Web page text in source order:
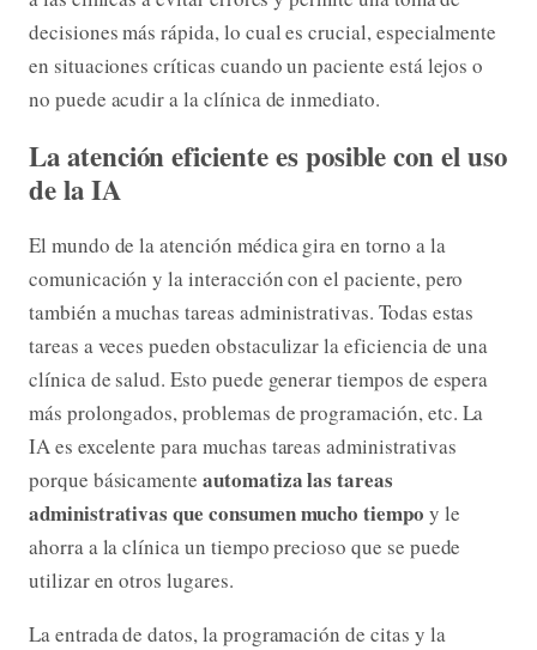
decisiones más rápida, lo cual es crucial, especialmente
en situaciones críticas cuando un paciente está lejos o
no puede acudir a la clínica de inmediato.
La atención eficiente es posible con el uso
de la IA
El mundo de la atención médica gira en torno a la
comunicación y la interacción con el paciente, pero
también a muchas tareas administrativas. Todas estas
tareas a veces pueden obstaculizar la eficiencia de una
clínica de salud. Esto puede generar tiempos de espera
más prolongados, problemas de programación, etc. La
IA es excelente para muchas tareas administrativas
porque básicamenteautomatiza las tareas
administrativas que consumen mucho tiempo y le
ahorra a la clínica un tiempo precioso que se puede
utilizar en otros lugares.
La entrada de datos, la programación de citas y la